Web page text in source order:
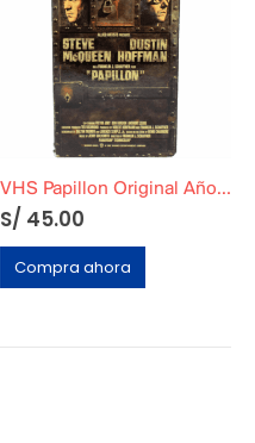
VHS Papillon Original Año 2001
S/ 45.00
Compra ahora